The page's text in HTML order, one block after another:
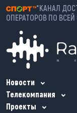
*КАНАЛ
ОПЕРАТОРОВ ПО ВСЕЙ
Новости
Телекомпания
Проекты